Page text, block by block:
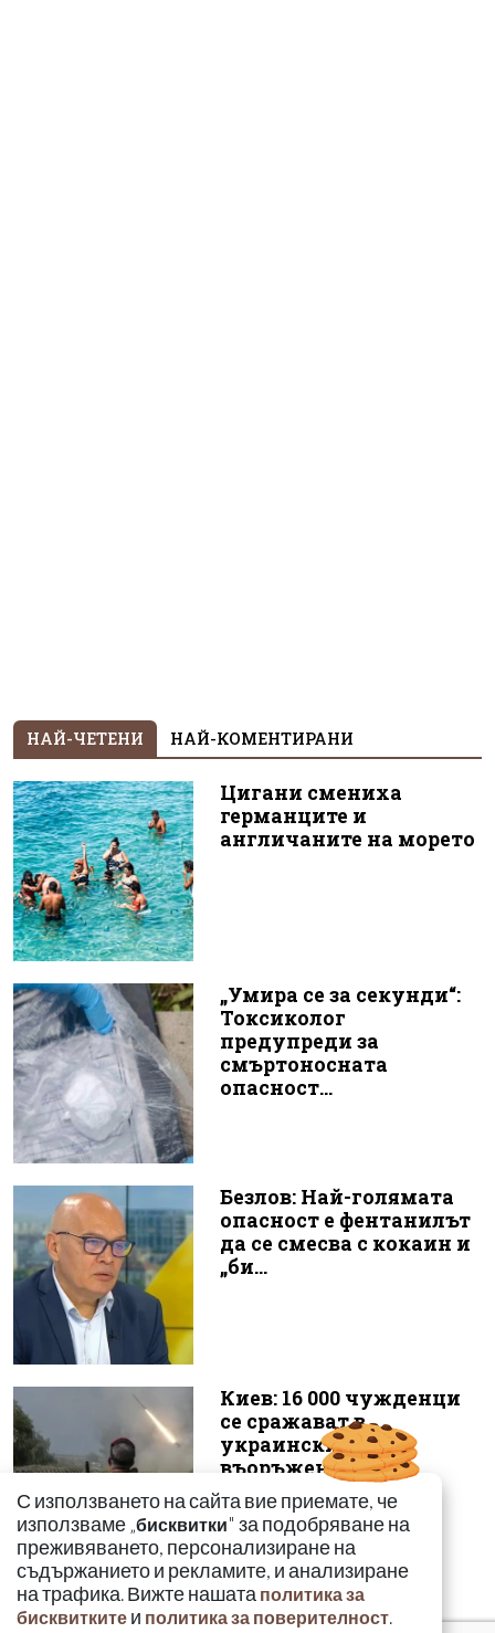
НАЙ-ЧЕТЕНИ НАЙ-КОМЕНТИРАНИ
Цигани смениха
германците и
англичаните на морето
„Умира се за секунди“:
Токсиколог
предупреди за
смъртоносната
опасност...
Безлов: Най-голямата
опасност е фентанилът
да се смесва с кокаин и
„би...
Киев: 16 000 чужденци
се сражават в
украинските
въоръжени сили
С използването на сайта вие приемате, че
използваме „бисквитки" за подобряване на
преживяването, персонализиране на
съдържанието и рекламите, и анализиране
на трафика. Вижте нашата политика за
бисквитките и политика за поверителност.